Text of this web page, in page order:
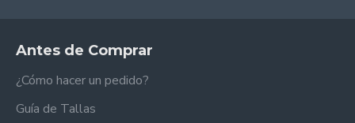
Antes de Comprar
¿Cómo hacer un pedido?
Guía de Tallas